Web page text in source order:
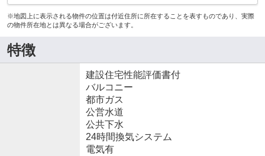
※地図上に表示される物件の位置は付近住所に所在することを表すものであり、実際
の物件所在地とは異なる場合がございます。
特徴
建設住宅性能評価書付
バルコニー
都市ガス
公営水道
公共下水
24時間換気システム
電気有